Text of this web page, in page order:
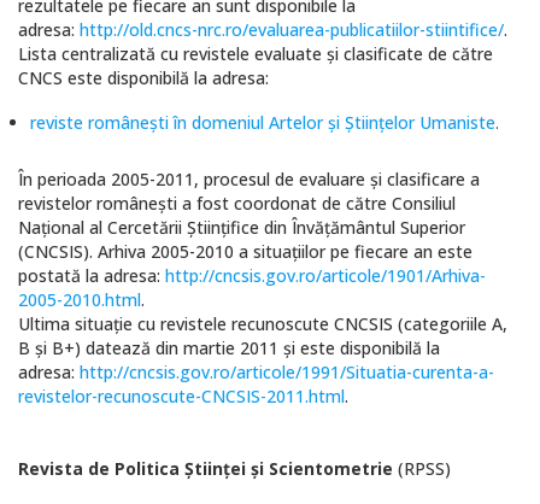
rezultatele pe fiecare an sunt disponibile la
adresa: http://old.cncs-nrc.ro/evaluarea-publicatiilor-stiintifice/.
Lista centralizată cu revistele evaluate şi clasificate de către
CNCS este disponibilă la adresa:
reviste româneşti în domeniul Artelor şi Ştiinţelor Umaniste.
În perioada 2005-2011, procesul de evaluare şi clasificare a
revistelor româneşti a fost coordonat de către Consiliul
Naţional al Cercetării Ştiinţifice din Învăţământul Superior
(CNCSIS). Arhiva 2005-2010 a situaţiilor pe fiecare an este
postată la adresa: http://cncsis.gov.ro/articole/1901/Arhiva-
2005-2010.html.
Ultima situaţie cu revistele recunoscute CNCSIS (categoriile A,
B şi B+) datează din martie 2011 şi este disponibilă la
adresa: http://cncsis.gov.ro/articole/1991/Situatia-curenta-a-
revistelor-recunoscute-CNCSIS-2011.html.
Revista de Politica Ştiinţei şi Scientometrie (RPSS)